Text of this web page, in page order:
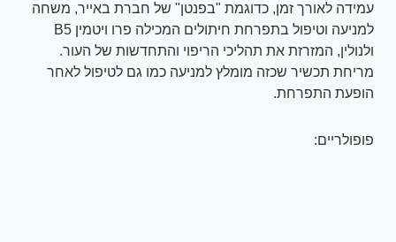
עמידה לאורך זמן, כדוגמת "בפנטן" של חברת באייר, משחה
למניעה וטיפול בתפרחת חיתולים המכילה פרו ויטמין B5
ולנולין, המזרזת את תהליכי הריפוי והתחדשות של העור.
מריחת תכשיר שכזה מומלץ למניעה כמו גם לטיפול לאחר
הופעת התפרחת.
פופולריים: